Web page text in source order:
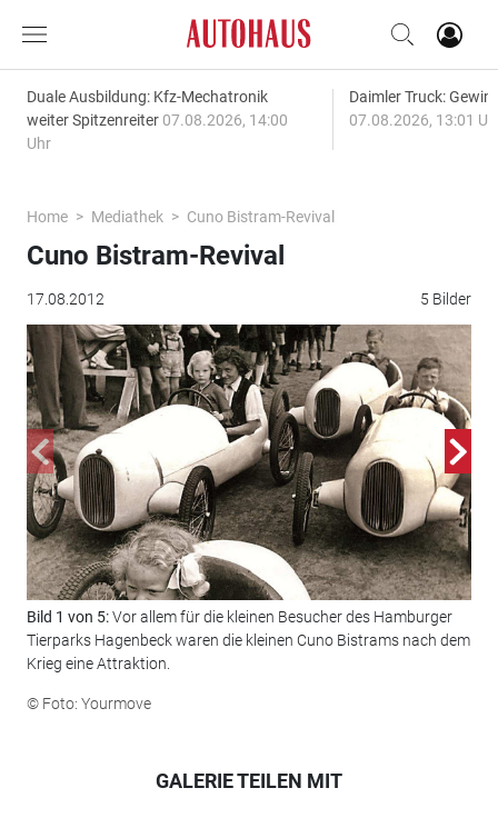
Duale Ausbildung: Kfz-Mechatronik
weiter Spitzenreiter 07.08.2026, 14:00
Uhr
Daimler Truck:
07.08.2026, 13:01
Home Mediathek Cuno Bistram-Revival
17.08.2012 5 Bilder
Cuno Bistram-Revival
Bild 1 von 5:Vor allem für die kleinen Besucher des Hamburger
Tierparks Hagenbeck waren die kleinen Cuno Bistrams nach dem
Krieg eine Attraktion.
© Foto: Yourmove
GALERIE TEILEN MIT